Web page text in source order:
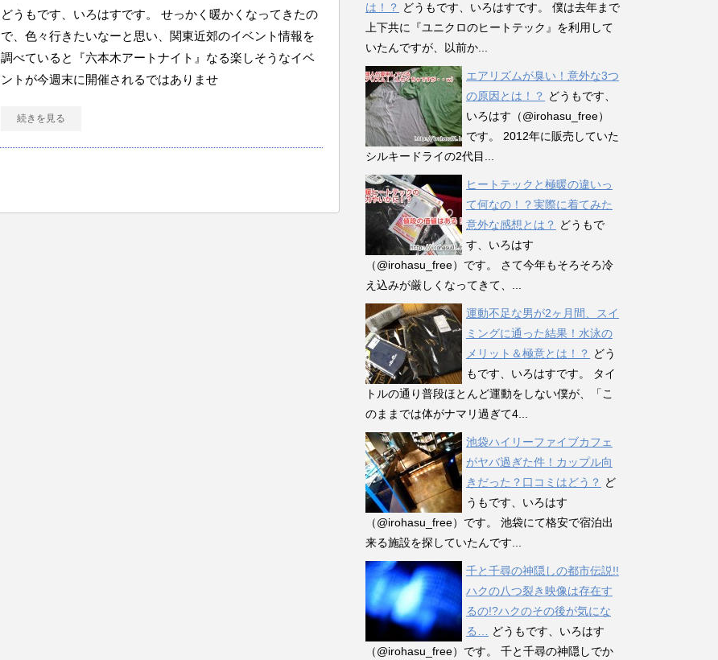
どうもです、いろはすです。 せっかく暖かくなってきたの
で、色々行きたいなーと思い、関東近郊のイベント情報を
調べていると『六本木アートナイト』なる楽しそうなイベ
ントが今週末に開催されるではありませ
続きを見る
は！？ どうもです、いろはすです。 僕は去年まで
上下共に『ユニクロのヒートテック』を利用して
いたんですが、以前か...
エアリズムが臭い！意外な3つ
の原因とは！？ どうもです、
いろはす（@irohasu_free）
です。 2012年に販売していた
シルキードライの2代目...
ヒートテックと極暖の違いっ
て何なの！？実際に着てみた
意外な感想とは？ どうもで
す、いろはす
（@irohasu_free）です。 さて今年もそろそろ冷
え込みが厳しくなってきて、...
運動不足な男が2ヶ月間、スイ
ミングに通った結果！水泳の
メリット＆極意とは！？ どう
もです、いろはすです。 タイ
トルの通り普段ほとんど運動をしない僕が、「こ
のままでは体がナマリ過ぎて4...
池袋ハイリーファイブカフェ
がヤバ過ぎた件！カップル向
きだった？口コミはどう？ ど
うもです、いろはす
（@irohasu_free）です。 池袋にて格安で宿泊出
来る施設を探していたんです...
千と千尋の神隠しの都市伝説!!
ハクの八つ裂き映像は存在す
るの!?ハクのその後が気にな
る…
どうもです、いろはす
（@irohasu_free）です。 千と千尋の神隠しでか